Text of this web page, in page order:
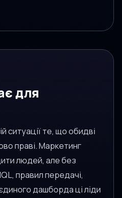
для
ситуації те, що обидві
праві. Маркетинг
людей, але без
правил передачі,
дашборда ці ліди